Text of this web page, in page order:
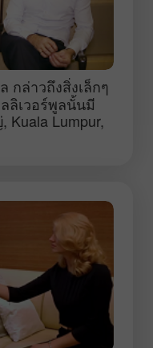
กล่าวถึงสิ่งเล็กๆ
ลิเวอร์พูลนั้นมี
Lumpur,